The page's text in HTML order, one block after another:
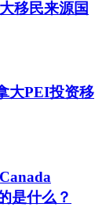
移民来源国
大PEI投资移
是什么？